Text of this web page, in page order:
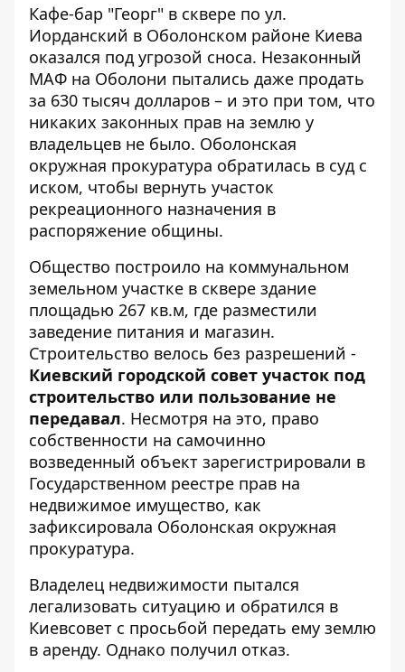
Кафе-бар "Георг" в сквере по ул.
Иорданский в Оболонском районе Киева
оказался под угрозой сноса. Незаконный
МАФ на Оболони пытались даже продать
за 630 тысяч долларов – и это при том, что
никаких законных прав на землю у
владельцев не было. Оболонская
окружная прокуратура обратилась в суд с
иском, чтобы вернуть участок
рекреационного назначения в
распоряжение общины.
Общество построило на коммунальном
земельном участке в сквере здание
площадью 267 кв.м, где разместили
заведение питания и магазин.
Строительство велось без разрешений -
Киевский городской совет участок под
строительство или пользование не
передавал. Несмотря на это, право
собственности на самочинно
возведенный объект зарегистрировали в
Государственном реестре прав на
недвижимое имущество, как
зафиксировала Оболонская окружная
прокуратура.
Владелец недвижимости пытался
легализовать ситуацию и обратился в
Киевсовет с просьбой передать ему землю
в аренду. Однако получил отказ.